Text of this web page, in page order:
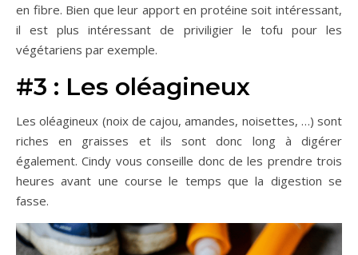
en fibre. Bien que leur apport en protéine soit intéressant,
il est plus intéressant de priviligier le tofu pour les
végétariens par exemple.
#3 : Les oléagineux
Les oléagineux (noix de cajou, amandes, noisettes, …) sont
riches en graisses et ils sont donc long à digérer
également. Cindy vous conseille donc de les prendre trois
heures avant une course le temps que la digestion se
fasse.